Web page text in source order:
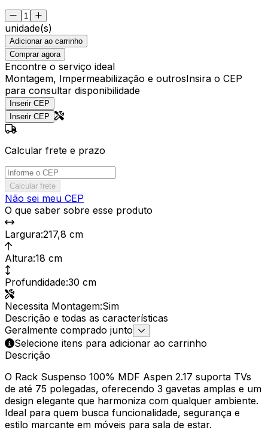
unidade(s)
Adicionar ao carrinho
Comprar agora
Encontre o serviço ideal
Montagem, Impermeabilização e outrosInsira o CEP
para consultar disponibilidade
Inserir CEP
Inserir CEP
Calcular frete e prazo
Calcular frete
Não sei meu CEP
O que saber sobre esse produto
Largura:217,8 cm
Altura:18 cm
Profundidade:30 cm
Necessita Montagem:Sim
Descrição e todas as características
Geralmente comprado junto
Selecione itens para adicionar ao carrinho
Descrição
O Rack Suspenso 100% MDF Aspen 2.17 suporta TVs
de até 75 polegadas, oferecendo 3 gavetas amplas e um
design elegante que harmoniza com qualquer ambiente.
Ideal para quem busca funcionalidade, segurança e
estilo marcante em móveis para sala de estar.